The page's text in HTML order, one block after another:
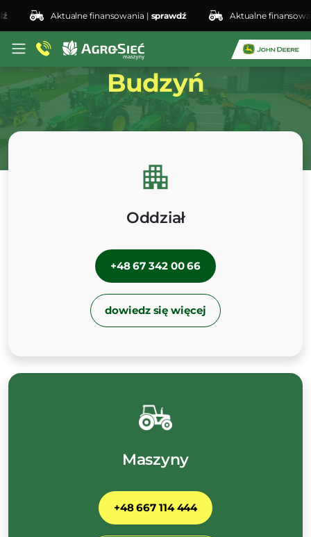
Aktualne finansowania |sprawdź Aktualne finansowania |
Oddział
Budzyń
Oddział
+48 67 342 00 66
dowiedz się więcej
Maszyny
+48 667 114 444